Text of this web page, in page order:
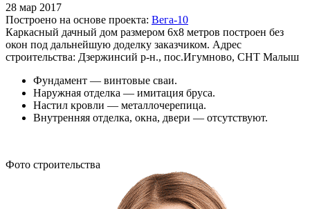
28 мар 2017
Построено на основе проекта: Вега-10
Каркасный дачный дом размером 6х8 метров построен без
окон под дальнейшую доделку заказчиком. Адрес
строительства: Дзержинсий р-н., пос.Игумново, СНТ Малыш
Фундамент — винтовые сваи.
Наружная отделка — имитация бруса.
Настил кровли — металлочерепица.
Внутренняя отделка, окна, двери — отсутствуют.
Фото строительства